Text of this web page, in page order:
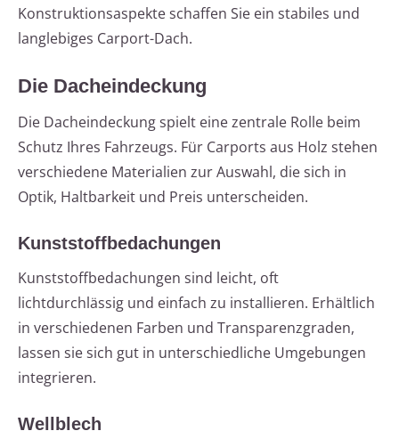
Konstruktionsaspekte schaffen Sie ein stabiles und
langlebiges Carport-Dach.
Die Dacheindeckung
Die Dacheindeckung spielt eine zentrale Rolle beim
Schutz Ihres Fahrzeugs. Für Carports aus Holz stehen
verschiedene Materialien zur Auswahl, die sich in
Optik, Haltbarkeit und Preis unterscheiden.
Kunststoffbedachungen
Kunststoffbedachungen sind leicht, oft
lichtdurchlässig und einfach zu installieren. Erhältlich
in verschiedenen Farben und Transparenzgraden,
lassen sie sich gut in unterschiedliche Umgebungen
integrieren.
Wellblech